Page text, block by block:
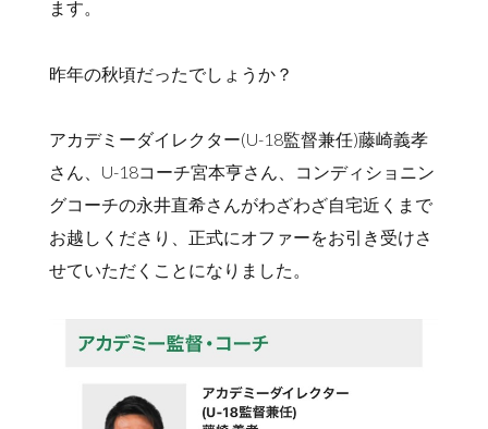
ます。
昨年の秋頃だったでしょうか？
アカデミーダイレクター(U-18監督兼任)藤崎義孝
さん、U-18コーチ宮本亨さん、コンディショニン
グコーチの永井直希さんがわざわざ自宅近くまで
お越しくださり、正式にオファーをお引き受けさ
せていただくことになりました。